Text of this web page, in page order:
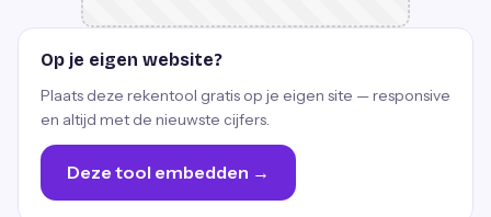
Op je eigen website?
Plaats deze rekentool gratis op je eigen site — responsive
en altijd met de nieuwste cijfers.
Deze tool embedden →